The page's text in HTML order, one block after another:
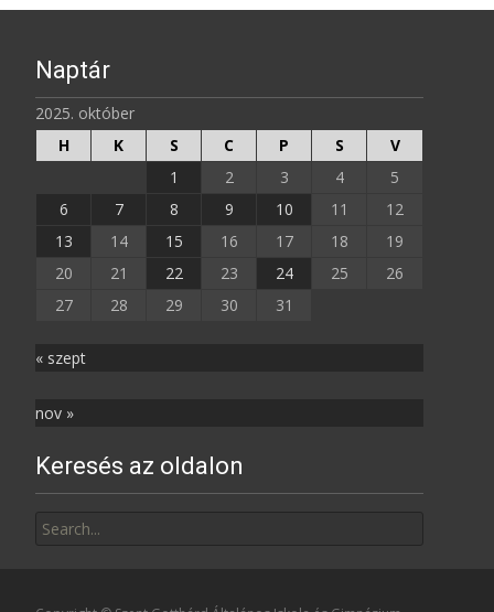
Naptár
2025. október
H
K S C P S
V
1
2 3 4
5
6
7 8 9 10 11
12
13
14 15 16 17 18
19
20
21 22 23 24 25
26
27
28 29 30 31
« szept
nov »
Keresés az oldalon
for: